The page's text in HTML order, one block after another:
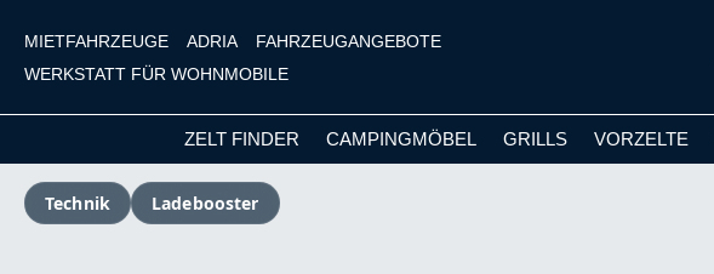
Hauptinhalt springen
Zur Suche springen
Zur Hauptnavigation springen
MIETFAHRZEUGE ADRIA
FAHRZEUGANGEBOTE
WERKSTATT FÜR WOHNMOBILE
ZELT FINDER CAMPINGMÖBEL GRILLS VORZELTE
Technik Ladebooster